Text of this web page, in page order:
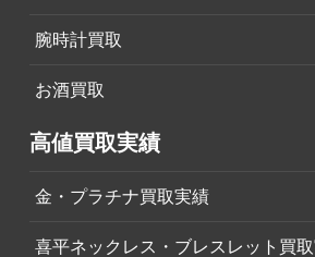
腕時計買取
お酒買取
高値買取実績
金・プラチナ買取実績
喜平ネックレス・ブレスレット買